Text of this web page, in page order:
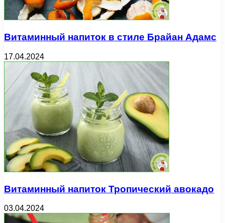
Витаминный напиток в стиле Брайан Адамс
17.04.2024
Витаминный напиток Тропический авокадо
03.04.2024